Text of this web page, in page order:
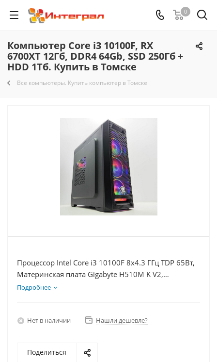
0
Компьютер Core i3 10100F, RX
6700XT 12Гб, DDR4 64Gb, SSD 250Гб +
HDD 1Тб. Купить в Томске
Все компьютеры. Купить компьютер в Томске
Процессор Intel Core i3 10100F 8x4.3 ГГц TDP 65Вт,
Материнская плата Gigabyte H510M K V2,
Видеокарта RX 6700XT 12Гб, Память DDR4 64Gb,
Подробнее
Нет в наличии Нашли дешевле?
Поделиться